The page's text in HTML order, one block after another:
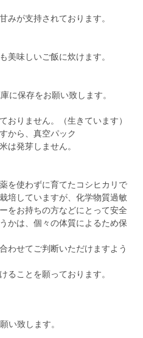
みが支持されております。
美味しいご飯に炊けます。
に保存をお願い致します。
おりません。（生きています）
から、真空パック
は発芽しません。
を使わずに育てたコシヒカリで
培していますが、化学物質過敏
をお持ちの方などにとって安全
かは、個々の体質によるため保
わせてご判断いただけますよう
い致します。